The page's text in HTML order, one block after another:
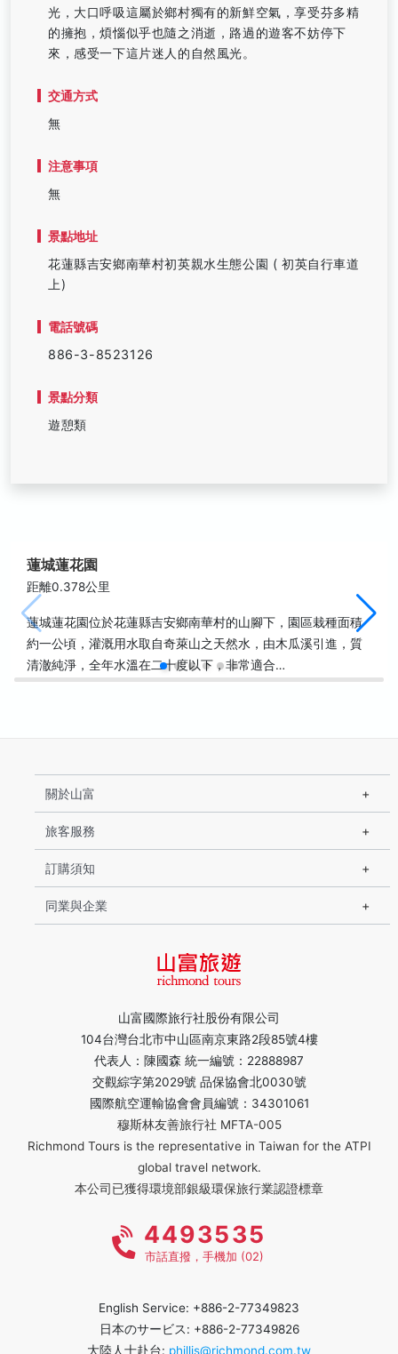
光，大口呼吸這屬於鄉村獨有的新鮮空氣，享受芬多精
的擁抱，煩惱似乎也隨之消逝，路過的遊客不妨停下
來，感受一下這片迷人的自然風光。
交通方式
無
注意事項
無
景點地址
花蓮縣吉安鄉南華村初英親水生態公園 ( 初英自行車道
上)
電話號碼
886-3-8523126
景點分類
遊憩類
蓮城蓮花園
距離0.378公里
蓮城蓮花園位於花蓮縣吉安鄉南華村的山腳下，園區栽種面積
約一公頃，灌溉用水取自奇萊山之天然水，由木瓜溪引進，質
清澈純淨，全年水溫在二十度以下，非常適合…
山富國際旅行社股份有限公司
104台灣台北市中山區南京東路2段85號4樓
代表人：陳國森 統一編號：22888987
交觀綜字第2029號 品保協會北0030號
國際航空運輸協會會員編號：34301061
穆斯林友善旅行社 MFTA-005
Richmond Tours is the representative in Taiwan for the ATPI
global travel network.
本公司已獲得環境部銀級環保旅行業認證標章
關於山富
旅客服務
訂購須知
同業與企業
4493535
市話直撥，手機加 (02)
English Service: +886-2-77349823
日本のサービス: +886-2-77349826
大陸人士赴台: phillis@richmond.com.tw